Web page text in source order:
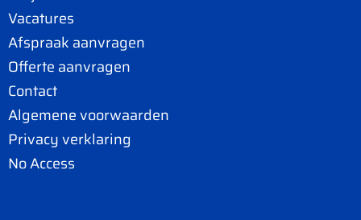
Vacatures
Afspraak aanvragen
Offerte aanvragen
Contact
Algemene voorwaarden
Privacy verklaring
No Access